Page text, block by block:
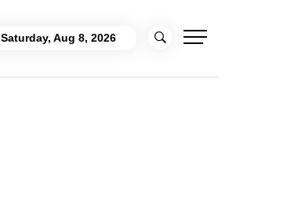
Saturday, Aug 8, 2026